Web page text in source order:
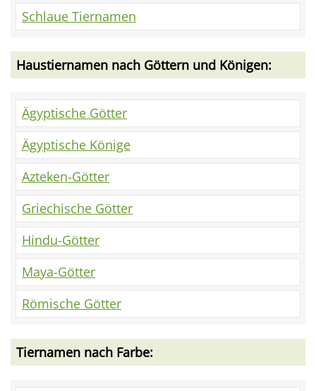
Schlaue Tiernamen
Haustiernamen nach Göttern und Königen:
Ägyptische Götter
Ägyptische Könige
Azteken-Götter
Griechische Götter
Hindu-Götter
Maya-Götter
Römische Götter
Tiernamen nach Farbe: